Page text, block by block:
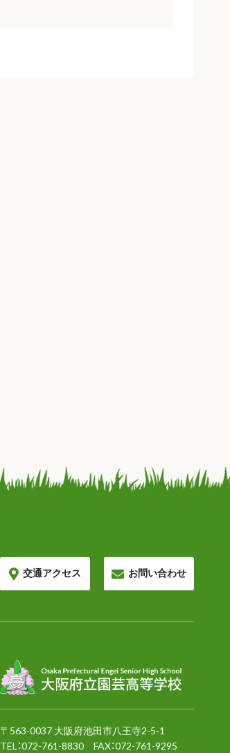
交通アクセス お問い合わせ
〒563-0037 大阪府池田市八王寺2-5-1
TEL：072-761-8830 FAX：072-761-9295